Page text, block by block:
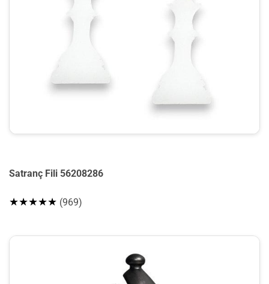
Satranç Fili 56208286
★★★★★ (969)